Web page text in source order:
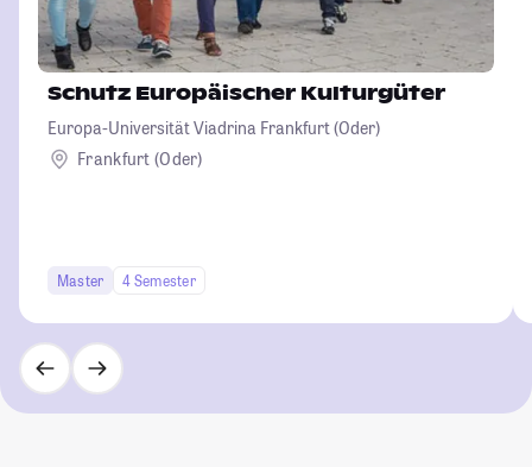
Schutz Europäischer Kulturgüter
Europa-Universität Viadrina Frankfurt (Oder)
Frankfurt (Oder)
Master 4 Semester